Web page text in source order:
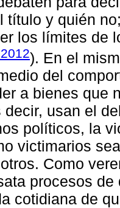
título y quién
los límites de
). En el
del
a bienes que
usan el
políticos, la
victimarios
Como
procesos
cotidiana de